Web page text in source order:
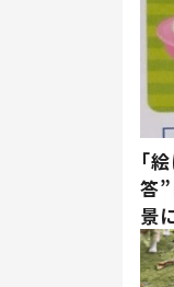
「
答”
景